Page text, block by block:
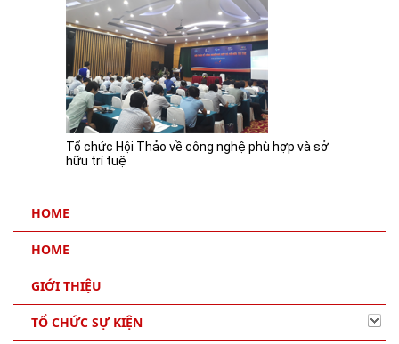
Tập huấn dự án RISE 2018 tại Nhà khách Bộ
Quốc phòng
Tổ chức Hội Thảo về công nghệ phù hợp và sở
hữu trí tuệ
HOME